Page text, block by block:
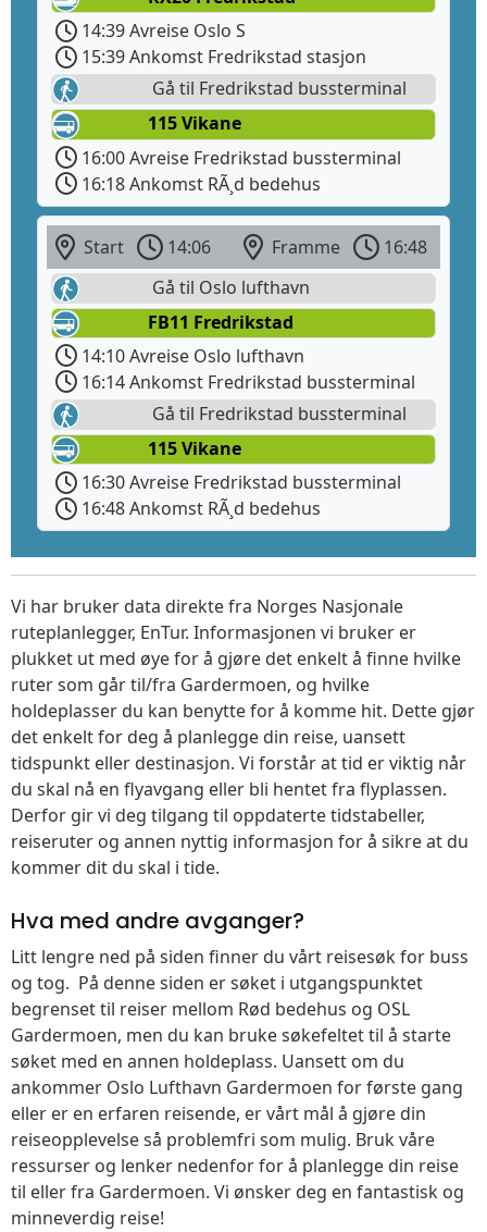
14:39 Avreise Oslo S
15:39 Ankomst Fredrikstad stasjon
Gå til Fredrikstad bussterminal
115 Vikane
16:00 Avreise Fredrikstad bussterminal
16:18 Ankomst RÃ¸d bedehus
Start 14:06 Framme
16:48
Gå til Oslo lufthavn
FB11 Fredrikstad
14:10 Avreise Oslo lufthavn
16:14 Ankomst Fredrikstad bussterminal
Gå til Fredrikstad bussterminal
115 Vikane
16:30 Avreise Fredrikstad bussterminal
16:48 Ankomst RÃ¸d bedehus
Vi har bruker data direkte fra Norges Nasjonale
ruteplanlegger, EnTur. Informasjonen vi bruker er
plukket ut med øye for å gjøre det enkelt å finne hvilke
ruter som går til/fra Gardermoen, og hvilke
holdeplasser du kan benytte for å komme hit. Dette gjør
det enkelt for deg å planlegge din reise, uansett
tidspunkt eller destinasjon. Vi forstår at tid er viktig når
du skal nå en flyavgang eller bli hentet fra flyplassen.
Derfor gir vi deg tilgang til oppdaterte tidstabeller,
reiseruter og annen nyttig informasjon for å sikre at du
kommer dit du skal i tide.
Hva med andre avganger?
Litt lengre ned på siden finner du vårt reisesøk for buss
og tog. På denne siden er søket i utgangspunktet
begrenset til reiser mellom Rød bedehus og OSL
Gardermoen, men du kan bruke søkefeltet til å starte
søket med en annen holdeplass. Uansett om du
ankommer Oslo Lufthavn Gardermoen for første gang
eller er en erfaren reisende, er vårt mål å gjøre din
reiseopplevelse så problemfri som mulig. Bruk våre
ressurser og lenker nedenfor for å planlegge din reise
til eller fra Gardermoen. Vi ønsker deg en fantastisk og
minneverdig reise!